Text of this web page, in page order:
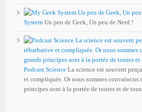
System Un peu de Geek, Un peu de Nerd !
Podcast Science La science est souvent
et compliquée. Or nous sommes convaincus
principes sont à la portée de toutes et de